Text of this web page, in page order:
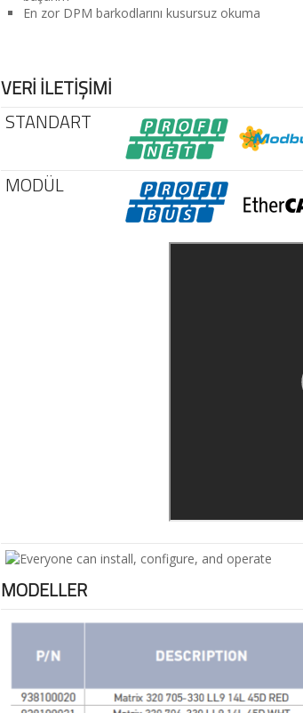
En zor DPM barkodlarını kusursuz okuma
VERİ İLETİŞİMİ
STANDART
MODÜL
MODELLER